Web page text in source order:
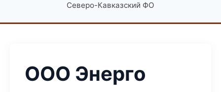
Северо-Кавказский ФО
ООО Энерго